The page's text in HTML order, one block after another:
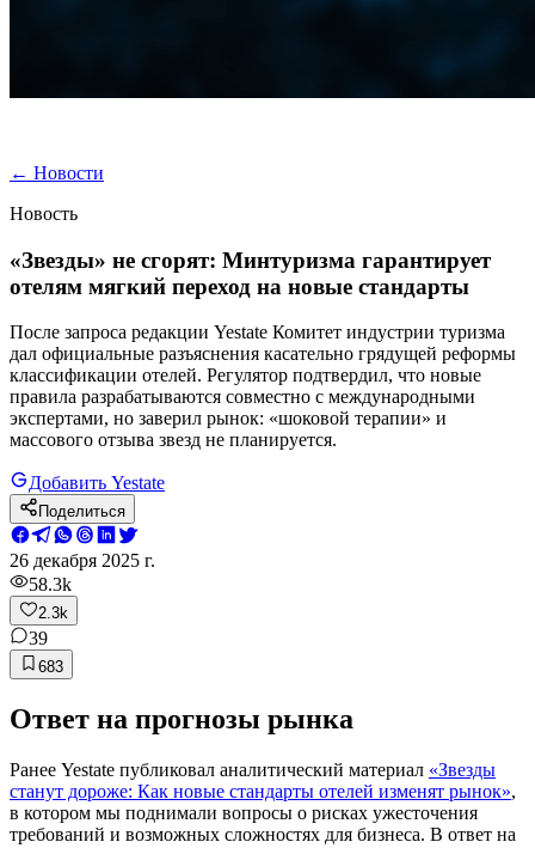
← Новости
Новость
«Звезды» не сгорят: Минтуризма гарантирует
отелям мягкий переход на новые стандарты
После запроса редакции Yestate Комитет индустрии туризма
дал официальные разъяснения касательно грядущей реформы
классификации отелей. Регулятор подтвердил, что новые
правила разрабатываются совместно с международными
экспертами, но заверил рынок: «шоковой терапии» и
массового отзыва звезд не планируется.
Добавить Yestate
Поделиться
26 декабря 2025 г.
58.3k
2.3k
39
683
Ответ на прогнозы рынка
Ранее Yestate публиковал аналитический материал «Звезды
станут дороже: Как новые стандарты отелей изменят рынок»,
в котором мы поднимали вопросы о рисках ужесточения
требований и возможных сложностях для бизнеса. В ответ на